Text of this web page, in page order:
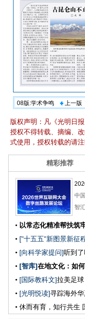
08版:学术争鸣 上一版
版权声明：凡《光明日
授权不得转载、摘编、
式使用，授权转载的请注